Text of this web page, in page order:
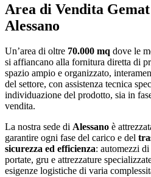
Area di Vendita Gemat
Alessano
Un’area di oltre 70.000 mq dove le
si affiancano alla fornitura diretta di
spazio ampio e organizzato,
del settore, con assistenza tecnica
individuazione del prodotto, sia in
vendita.
La nostra sede di Alessano è
garantire ogni fase del carico e del
sicurezza ed efficienza: automezzi
portate, gru e attrezzature
esigenze logistiche di varia